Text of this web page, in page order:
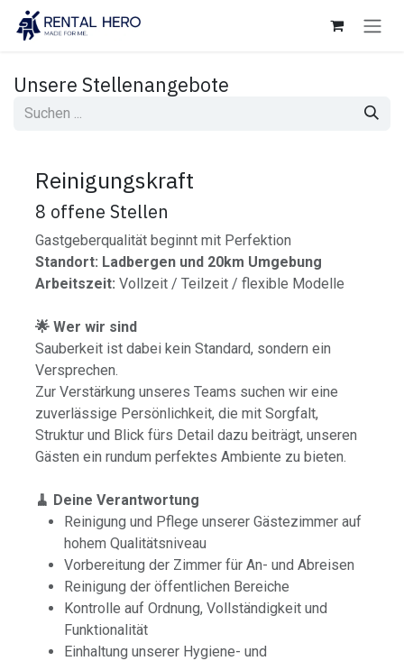
Zum Inhalt springen
Unsere Stellenangebote
Reinigungskraft
8 offene Stellen
Gastgeberqualität beginnt mit Perfektion
Standort: Ladbergen und 20km Umgebung
Arbeitszeit: Vollzeit / Teilzeit / flexible Modelle
🌟 Wer wir sind
Sauberkeit ist dabei kein Standard, sondern ein
Versprechen.
Zur Verstärkung unseres Teams suchen wir eine
zuverlässige Persönlichkeit, die mit Sorgfalt,
Struktur und Blick fürs Detail dazu beiträgt, unseren
Gästen ein rundum perfektes Ambiente zu bieten.
🧹 Deine Verantwortung
Reinigung und Pflege unserer Gästezimmer auf
hohem Qualitätsniveau
Vorbereitung der Zimmer für An- und Abreisen
Reinigung der öffentlichen Bereiche
Kontrolle auf Ordnung, Vollständigkeit und
Funktionalität
Einhaltung unserer Hygiene- und